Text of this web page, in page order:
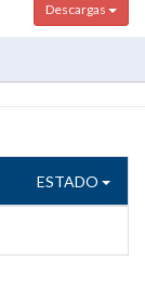
Descargas
ESTADO